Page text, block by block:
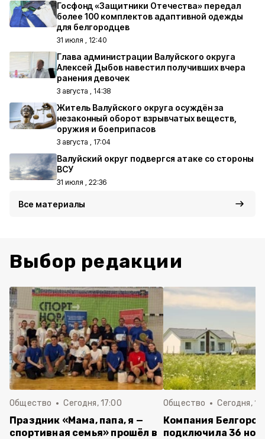
Госфонд «Защитники Отечества» передал
более 100 комплектов адаптивной одежды
для белгородцев
31 июля , 12:40
Глава администрации Валуйского округа
Алексей Дыбов навестил получивших вчера
ранения девочек
3 августа , 14:38
Житель Валуйского округа осуждён за
незаконный оборот взрывчатых веществ,
оружия и боеприпасов
3 августа , 17:04
Валуйский округ подвергся атаке со стороны
ВСУ
31 июля , 22:36
Все материалы
Выбор редакции
Общество Сегодня, 17:00
Праздник «Мама, папа, я —
спортивная семья» прошёл в
Общество Сегодня,
Компания
подключила 36